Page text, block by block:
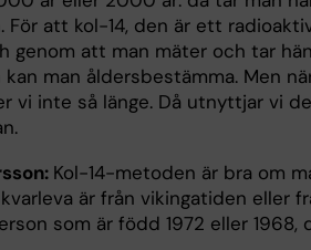
För att kol-14, den är ett
genom att man mäter och tar
man åldersbestämma. Men
vi inte så länge. Då utnyttjar vi
Kol-14-metoden är bra om
är från vikingatiden eller
som är född 1972 eller 1968,